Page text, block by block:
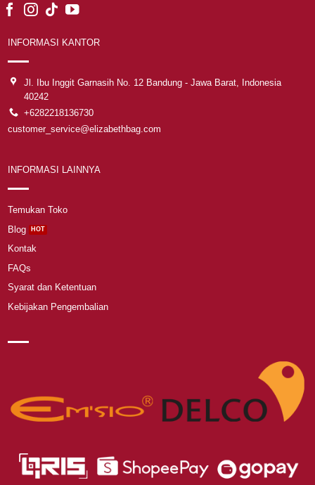
INFORMASI KANTOR
Jl. Ibu Inggit Garnasih No. 12 Bandung - Jawa Barat, Indonesia
40242
+6282218136730
customer_service@elizabethbag.com
INFORMASI LAINNYA
Temukan Toko
Blog
Kontak
FAQs
Syarat dan Ketentuan
Kebijakan Pengembalian